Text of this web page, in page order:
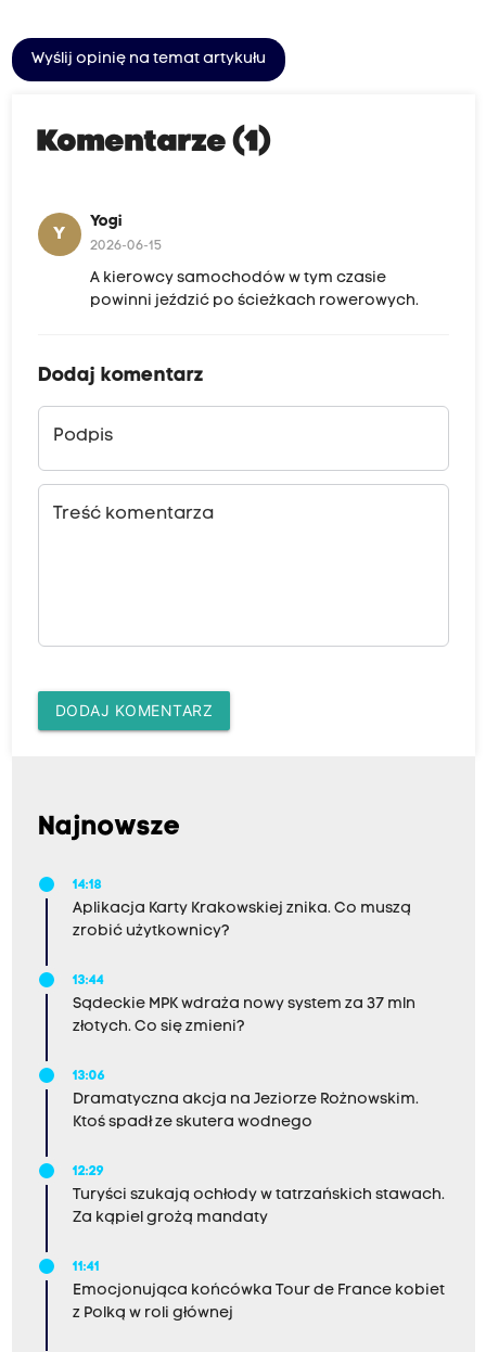
Wyślij opinię na temat artykułu
Komentarze (1)
Y
Yogi
2026-06-15
A kierowcy samochodów w tym czasie
powinni jeździć po ścieżkach rowerowych.
Dodaj komentarz
Podpis
Treść komentarza
DODAJ KOMENTARZ
Najnowsze
14:18
Aplikacja Karty Krakowskiej znika. Co muszą
zrobić użytkownicy?
13:44
Sądeckie MPK wdraża nowy system za 37 mln
złotych. Co się zmieni?
13:06
Dramatyczna akcja na Jeziorze Rożnowskim.
Ktoś spadł ze skutera wodnego
12:29
Turyści szukają ochłody w tatrzańskich stawach.
Za kąpiel grożą mandaty
11:41
Emocjonująca końcówka Tour de France kobiet
z Polką w roli głównej